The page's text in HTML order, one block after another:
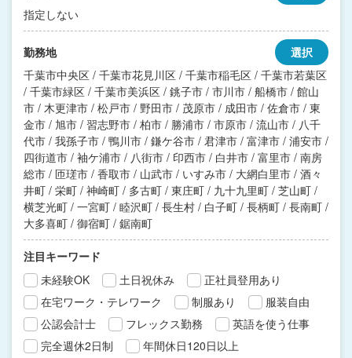
指定しない
勤務地
千葉市中央区 / 千葉市花見川区 / 千葉市稲毛区 / 千葉市若葉区
/ 千葉市緑区 / 千葉市美浜区 / 銚子市 / 市川市 / 船橋市 / 館山
市 / 木更津市 / 松戸市 / 野田市 / 茂原市 / 成田市 / 佐倉市 / 東
金市 / 旭市 / 習志野市 / 柏市 / 勝浦市 / 市原市 / 流山市 / 八千
代市 / 我孫子市 / 鴨川市 / 鎌ケ谷市 / 君津市 / 富津市 / 浦安市 /
四街道市 / 袖ケ浦市 / 八街市 / 印西市 / 白井市 / 富里市 / 南房
総市 / 匝瑳市 / 香取市 / 山武市 / いすみ市 / 大網白里市 / 酒々
井町 / 栄町 / 神崎町 / 多古町 / 東庄町 / 九十九里町 / 芝山町 /
横芝光町 / 一宮町 / 睦沢町 / 長生村 / 白子町 / 長柄町 / 長南町 /
大多喜町 / 御宿町 / 鋸南町
選択
注目キーワード
未経験OK
土日祝休み
正社員登用あり
在宅ワーク・テレワーク
制服あり
服装自由
公認会計士
フレックス勤務
英語を使う仕事
完全週休2日制
年間休日120日以上